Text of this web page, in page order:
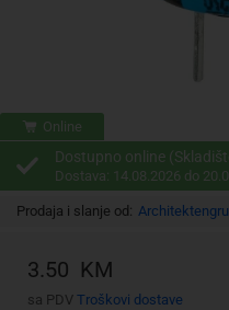
Online
Dostupno online
Dostava: 14.08.2026 do
Prodaja i slanje od:
3.50 KM
sa PDV Troškovi dostave